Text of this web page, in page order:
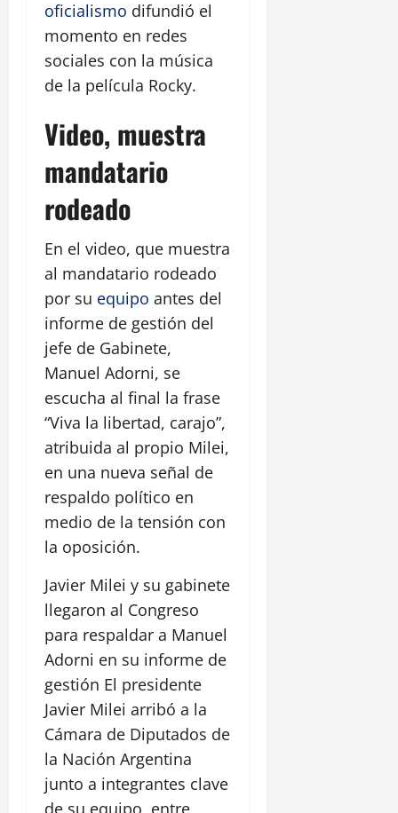
oficialismo difundió el
momento en redes
sociales con la música
de la película Rocky.
Video, muestra
mandatario
rodeado
En el video, que muestra
al mandatario rodeado
por su equipo antes del
informe de gestión del
jefe de Gabinete,
Manuel Adorni, se
escucha al final la frase
“Viva la libertad, carajo”,
atribuida al propio Milei,
en una nueva señal de
respaldo político en
medio de la tensión con
la oposición.
Javier Milei y su gabinete
llegaron al Congreso
para respaldar a Manuel
Adorni en su informe de
gestión El presidente
Javier Milei arribó a la
Cámara de Diputados de
la Nación Argentina
junto a integrantes clave
de su equipo, entre